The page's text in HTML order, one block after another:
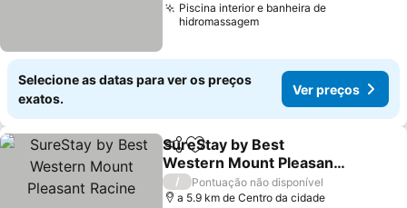
Piscina interior e banheira de
hidromassagem
Selecione as datas para ver os preços
exatos.
Ver preços
PartilharAdicionar aos favoritos
SureStay by Best
Western Mount Pleasant
Racine
/
Pontuação não disponível
a 5.9 km de Centro da cidade